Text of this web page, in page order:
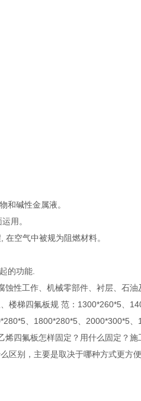
和碱性金属液。
用。
空气中被规为阻燃材料。
的功能.
性工作、机械零部件、衬层、石油
楼梯四氟板规 范：1300*260*5、
、1800*280*5、2000*300*5
四氟板怎样固定？用什么固定？
区别，主要是取决于哪种方式更方